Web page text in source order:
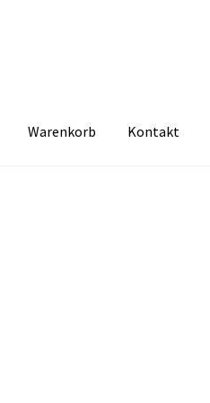
Warenkorb Kontakt